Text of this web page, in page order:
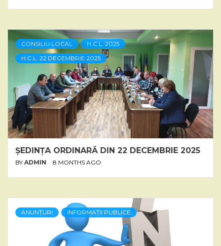
CONSILIU LOCAL
H.C.L. 2025
H.C.L. 22 DECEMBRIE 2025
ȘEDINȚA ORDINARĂ DIN 22 DECEMBRIE 2025
BY ADMIN 8 MONTHS AGO
ANUNȚURI INFORMAȚII PUBLICE